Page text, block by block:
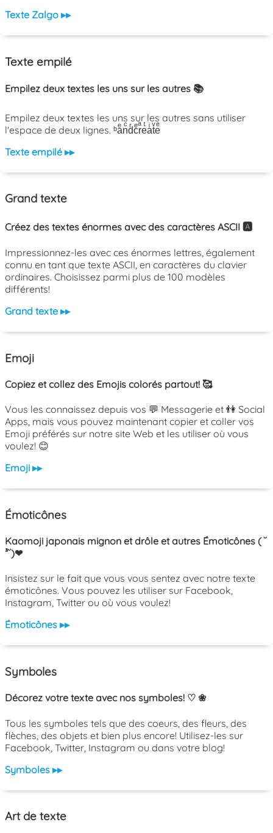
Texte Zalgo ▸▸
Texte empilé
Empilez deux textes les uns sur les autres 📚
Empilez deux textes les uns sur les autres sans utiliser
l'espace de deux lignes. ᵇaͤnͨdͬcͤrͣeͭaͥtͮeͤ
Texte empilé ▸▸
Grand texte
Créez des textes énormes avec des caractères ASCII 🅰️
Impressionnez-les avec ces énormes lettres, également
connu en tant que texte ASCII, en caractères du clavier
ordinaires. Choisissez parmi plus de 100 modèles
différents!
Grand texte ▸▸
Emoji
Copiez et collez des Emojis colorés partout! 🥰
Vous les connaissez depuis vos 💬 Messagerie et 👫 Social
Apps, mais vous pouvez maintenant copier et coller vos
Emoji préférés sur notre site Web et les utiliser où vous
voulez! 😊
Emoji ▸▸
Émoticônes
Kaomoji japonais mignon et drôle et autres Émoticônes ( ˘
³˘)❤
Insistez sur le fait que vous vous sentez avec notre texte
émoticônes. Vous pouvez les utiliser sur Facebook,
Instagram, Twitter ou où vous voulez!
Émoticônes ▸▸
Symboles
Décorez votre texte avec nos symboles! ♡ ❀
Tous les symboles tels que des coeurs, des fleurs, des
flèches, des objets et bien plus encore! Utilisez-les sur
Facebook, Twitter, Instagram ou dans votre blog!
Symboles ▸▸
Art de texte